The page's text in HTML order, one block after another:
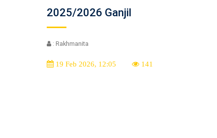
2025/2026 Ganjil
: Rakhmanita
19 Feb 2026, 12:05 141